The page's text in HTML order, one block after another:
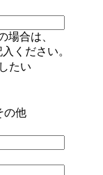
場合は、
ください。
たい
の他